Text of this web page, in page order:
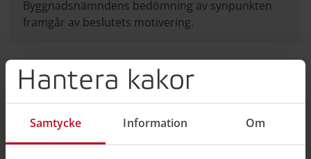
Hantera kakor
Samtycke Information Om
Byggnadsnämndens bedömning av synpunkten
framgår av beslutets motivering.
Exempel 5
Elnätsföretaget som är ägare till en luftledning
utmed gräns till "fastighetsbeteckning" har getts